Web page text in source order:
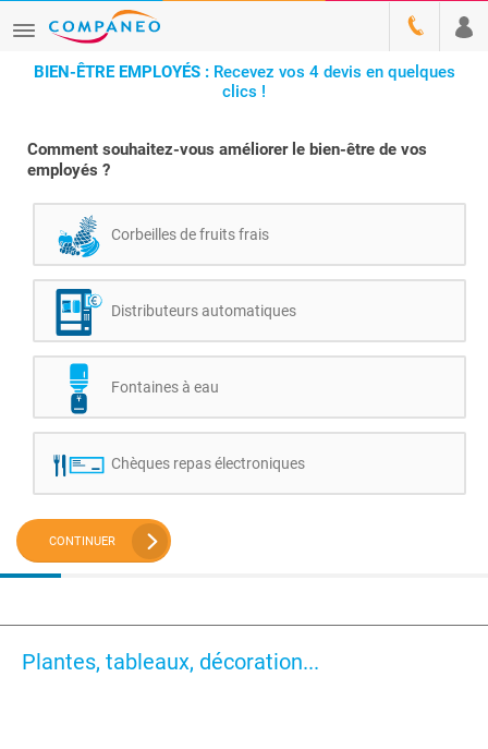
BIEN-ÊTRE EMPLOYÉS :Recevez vos 4 devis en quelques
clics !
Comment souhaitez-vous améliorer le bien-être de vos
employés ?
Corbeilles de fruits frais
Distributeurs automatiques
Fontaines à eau
Chèques repas électroniques
CONTINUER
Plantes, tableaux, décoration...